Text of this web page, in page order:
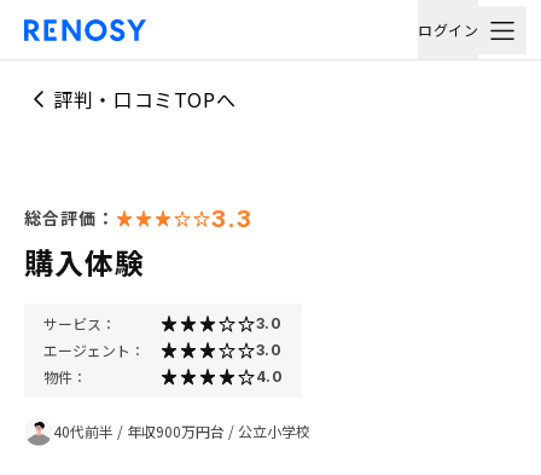
ログイン
評判・口コミTOPへ
総合評価： 3.3
購入体験
サービス： 3.0
エージェント： 3.0
物件： 4.0
40代前半 / 年収900万円台 /公立小学校